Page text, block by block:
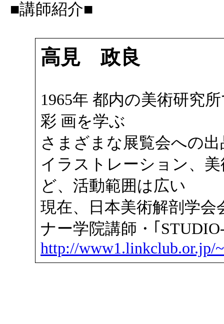
■講師紹介■
高見 政良
1965年 都内の美術研究
彩 画を学ぶ
さまざまな展覧会への
イラストレーション、
ど、活動範囲は広い
現在、日本美術解剖学会
ナー学院講師・｢
http://www1.linkclub.or.jp/